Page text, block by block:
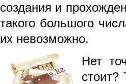
создания и
такого большого
их невозможно.
Нет
стоит?